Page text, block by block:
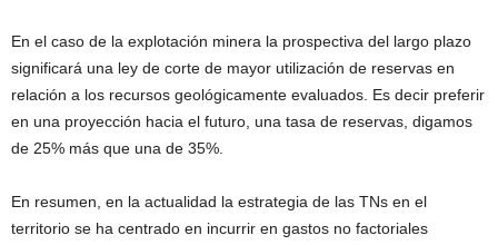
En el caso de la explotación minera la prospectiva del largo plazo
significará una ley de corte de mayor utilización de reservas en
relación a los recursos geológicamente evaluados. Es decir preferir
en una proyección hacia el futuro, una tasa de reservas, digamos
de 25% más que una de 35%.
En resumen, en la actualidad la estrategia de las TNs en el
territorio se ha centrado en incurrir en gastos no factoriales